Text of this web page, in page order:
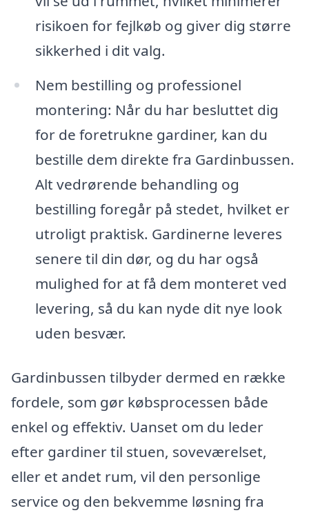
risikoen for fejlkøb og giver dig større
sikkerhed i dit valg.
Nem bestilling og professionel
montering: Når du har besluttet dig
for de foretrukne gardiner, kan du
bestille dem direkte fra Gardinbussen.
Alt vedrørende behandling og
bestilling foregår på stedet, hvilket er
utroligt praktisk. Gardinerne leveres
senere til din dør, og du har også
mulighed for at få dem monteret ved
levering, så du kan nyde dit nye look
uden besvær.
Gardinbussen tilbyder dermed en række
fordele, som gør købsprocessen både
enkel og effektiv. Uanset om du leder
efter gardiner til stuen, soveværelset,
eller et andet rum, vil den personlige
service og den bekvemme løsning fra